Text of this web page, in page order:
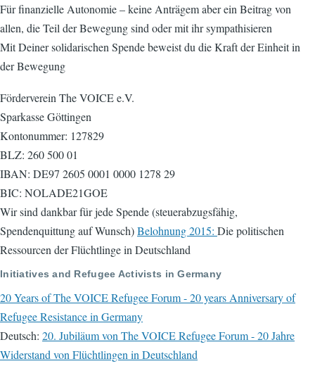
Für finanzielle Autonomie – keine Anträgem aber ein Beitrag von
allen, die Teil der Bewegung sind oder mit ihr sympathisieren
Mit Deiner solidarischen Spende beweist du die Kraft der Einheit in
der Bewegung
Förderverein The VOICE e.V.
Sparkasse Göttingen
Kontonummer: 127829
BLZ: 260 500 01
IBAN: DE97 2605 0001 0000 1278 29
BIC: NOLADE21GOE
Wir sind dankbar für jede Spende (steuerabzugsfähig,
Spendenquittung auf Wunsch)Belohnung 2015: Die politischen
Ressourcen der Flüchtlinge in Deutschland
Initiatives and Refugee Activists in Germany
20 Years of The VOICE Refugee Forum - 20 years Anniversary of
Refugee Resistance in Germany
Deutsch: 20. Jubiläum von The VOICE Refugee Forum - 20 Jahre
Widerstand von Flüchtlingen in Deutschland